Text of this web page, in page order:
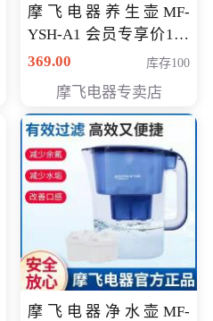
摩飞电器养生壶MF-
YSH-A1 会员专享价198
元
369.00 库存100
摩飞电器专卖店
摩飞电器净水壶MF-